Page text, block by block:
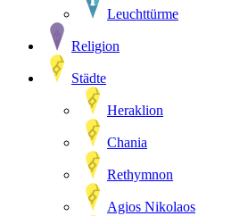
Leuchttürme
Religion
Städte
Heraklion
Chania
Rethymnon
Agios Nikolaos